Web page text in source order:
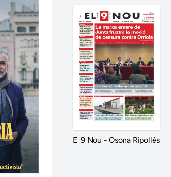
El 9 Nou - Osona Ripollès